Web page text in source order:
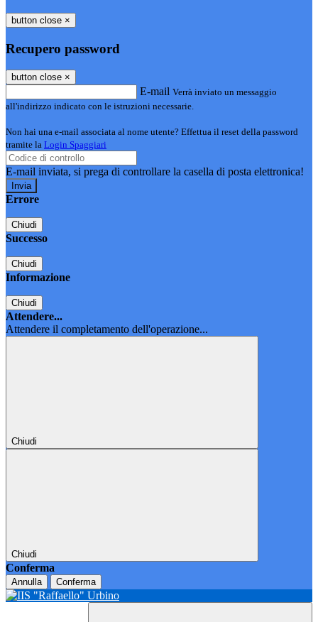
button close ×
Recupero password
button close ×
E-mail Verrà inviato un messaggio
all'indirizzo indicato con le istruzioni necessarie.
Non hai una e-mail associata al nome utente? Effettua il reset della password
tramite la Login Spaggiari
E-mail inviata, si prega di controllare la casella di posta elettronica!
Errore
Chiudi
Successo
Chiudi
Informazione
Chiudi
Attendere...
Attendere il completamento dell'operazione...
Chiudi
Chiudi
Conferma
Annulla Conferma